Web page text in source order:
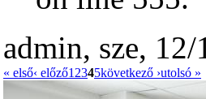
admin, sze,
« első‹ előző1 2345következő ›utolsó »